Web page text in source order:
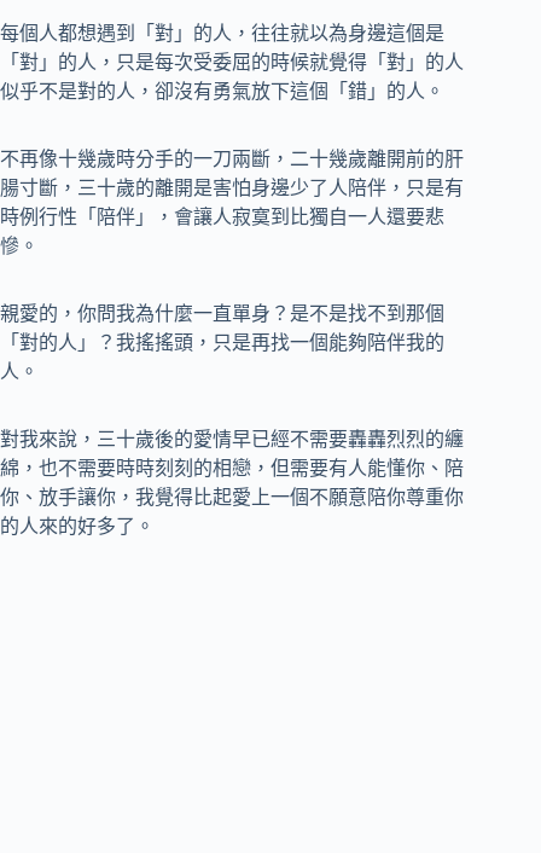
每個人都想遇到「對」的人，往往就以為身邊這個是
「對」的人，只是每次受委屈的時候就覺得「對」的人
似乎不是對的人，卻沒有勇氣放下這個「錯」的人。
不再像十幾歲時分手的一刀兩斷，二十幾歲離開前的肝
腸寸斷，三十歲的離開是害怕身邊少了人陪伴，只是有
時例行性「陪伴」，會讓人寂寞到比獨自一人還要悲
慘。
親愛的，你問我為什麼一直單身？是不是找不到那個
「對的人」？我搖搖頭，只是再找一個能夠陪伴我的
人。
對我來說，三十歲後的愛情早已經不需要轟轟烈烈的纏
綿，也不需要時時刻刻的相戀，但需要有人能懂你、陪
你、放手讓你，我覺得比起愛上一個不願意陪你尊重你
的人來的好多了。